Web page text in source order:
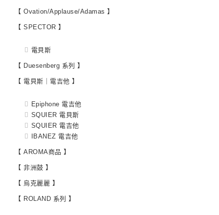
【 Ovation/Applause/Adamas 】
【 SPECTOR 】
電貝斯
【 Duesenberg 系列 】
【 電貝斯｜電吉他 】
Epiphone 電吉他
SQUIER 電貝斯
SQUIER 電吉他
IBANEZ 電吉他
【 AROMA商品 】
【 非洲鼓 】
【 烏克麗麗 】
【 ROLAND 系列 】